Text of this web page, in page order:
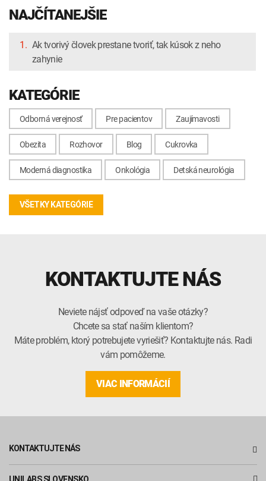
NAJČÍTANEJŠIE
1. Ak tvorivý človek prestane tvoriť, tak kúsok z neho
zahynie
KATEGÓRIE
Odborná verejnosť Pre pacientov Zaujímavosti
Obezita Rozhovor Blog Cukrovka
Moderná diagnostika Onkológia Detská neurológia
VŠETKY KATEGÓRIE
KONTAKTUJTE NÁS
Neviete nájsť odpoveď na vaše otázky?
Chcete sa stať naším klientom?
Máte problém, ktorý potrebujete vyriešiť? Kontaktujte nás. Radi
vám pomôžeme.
VIAC INFORMÁCIÍ
KONTAKTUJTE NÁS
UNILABS SLOVENSKO